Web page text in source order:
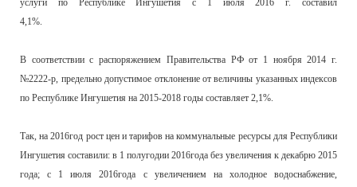
услуги по Республике Ингушетия с 1 июля 2016 г. составил
4,1%.
В соответствии с распоряжением Правительства РФ от 1 ноября 2014 г.
№2222-р, предельно допустимое отклонение от величины указанных индексов
по Республике Ингушетия на 2015-2018 годы составляет 2,1%.
Так, на 2016год рост цен и тарифов на коммунальные ресурсы для Республики
Ингушетия составили: в 1 полугодии 2016года без увеличения к декабрю 2015
года; с 1 июля 2016года с увеличением на холодное водоснабжение,